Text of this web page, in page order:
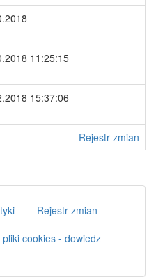
11:25:15
15:37:06
Rejestr zmian
Rejestr zmian
cookies - dowiedz